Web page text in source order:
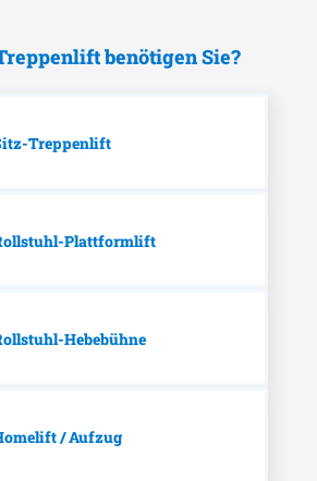
benötigen Sie?
Treppenlift
Plattformlift
Hebebühne
/ Aufzug